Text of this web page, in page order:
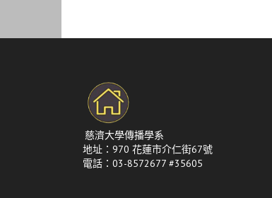
導
慈濟大學傳播學系
地址：970 花蓮市介仁街67號
電話：03-8572677 #35605